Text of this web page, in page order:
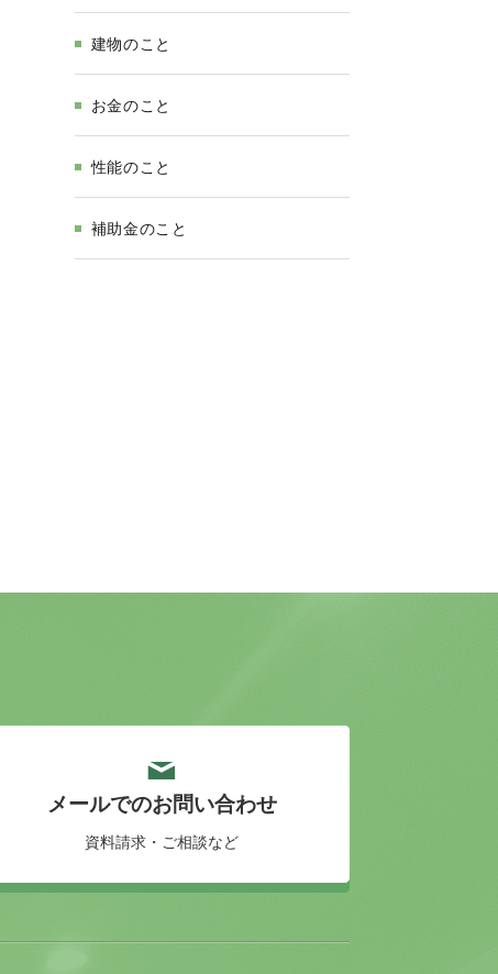
建物のこと
お金のこと
性能のこと
補助金のこと
メールでのお問い合わせ
資料請求・ご相談など